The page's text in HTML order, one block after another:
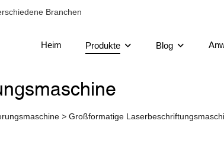
Branchen
Heim Produkte Blog
> Großformatige